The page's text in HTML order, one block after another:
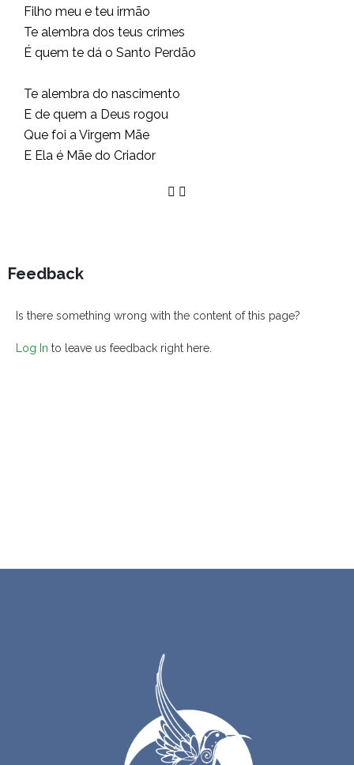
Filho meu e teu irmão
Te alembra dos teus crimes
É quem te dá o Santo Perdão
Te alembra do nascimento
E de quem a Deus rogou
Que foi a Virgem Mãe
E Ela é Mãe do Criador
Feedback
Is there something wrong with the content of this page?
Log In to leave us feedback right here.